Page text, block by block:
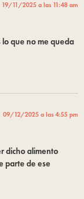
19/11/2025 a las 11:48 am
lo que no me queda
09/12/2025 a las 4:55 pm
dicho alimento
parte de ese